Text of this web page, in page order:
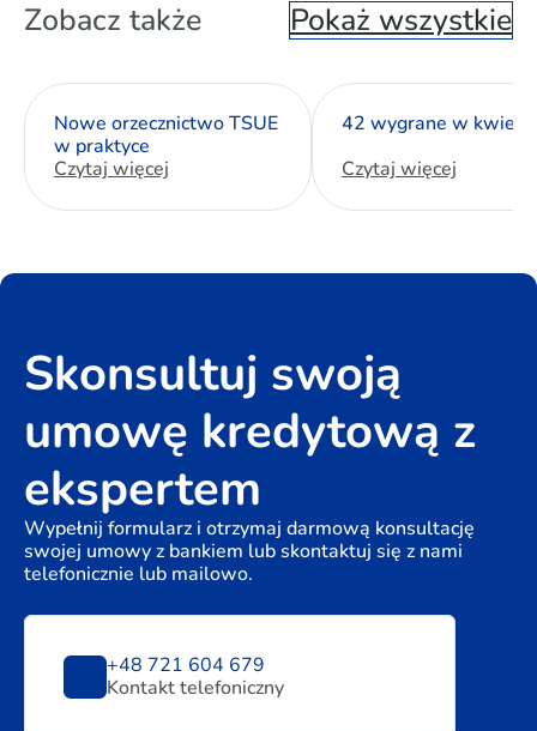
Zobacz także Pokaż wszystkie
Nowe orzecznictwo TSUE
w praktyce
Czytaj więcej
42 wygrane w
Czytaj więcej
Skonsultuj swoją
umowę kredytową z
ekspertem
Wypełnij formularz i otrzymaj darmową konsultację
swojej umowy z bankiem lub skontaktuj się z nami
telefonicznie lub mailowo.
+48 721 604 679
Kontakt telefoniczny